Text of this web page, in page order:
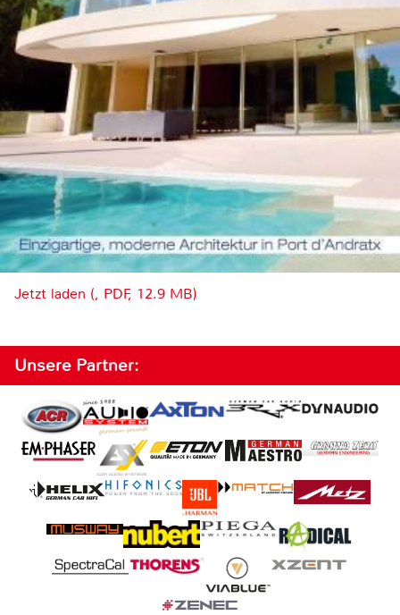
Jetzt laden (, PDF, 12.9 MB)
Unsere Partner: